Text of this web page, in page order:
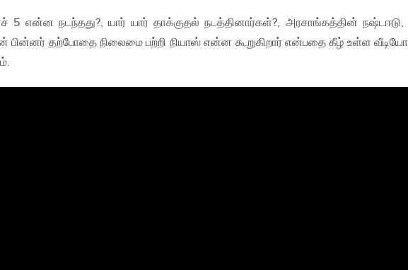
5 என்ன நடந்தது?, யார் யார் தாக்குதல் நடத்தினார்கள்?, அரசாங்கத்தின் நஷ்டஈடு,
பின்னர் தற்போதை நிலைமை பற்றி நியாஸ் என்ன கூறுகிறார் என்பதை கீழ் உள்ள